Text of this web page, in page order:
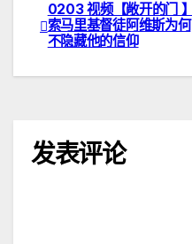
文
章
0203 视频【敞开的门 】
索马里基督徒阿维斯为何
不隐藏他的信仰
发表评论